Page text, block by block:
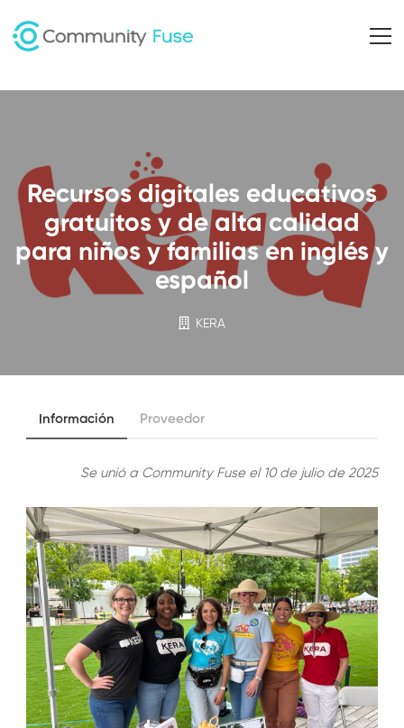
Recursos digitales educativos
gratuitos y de alta calidad
para niños y familias en inglés y
español
KERA
Información Proveedor
Se unió a Community Fuse el 10 de julio de 2025